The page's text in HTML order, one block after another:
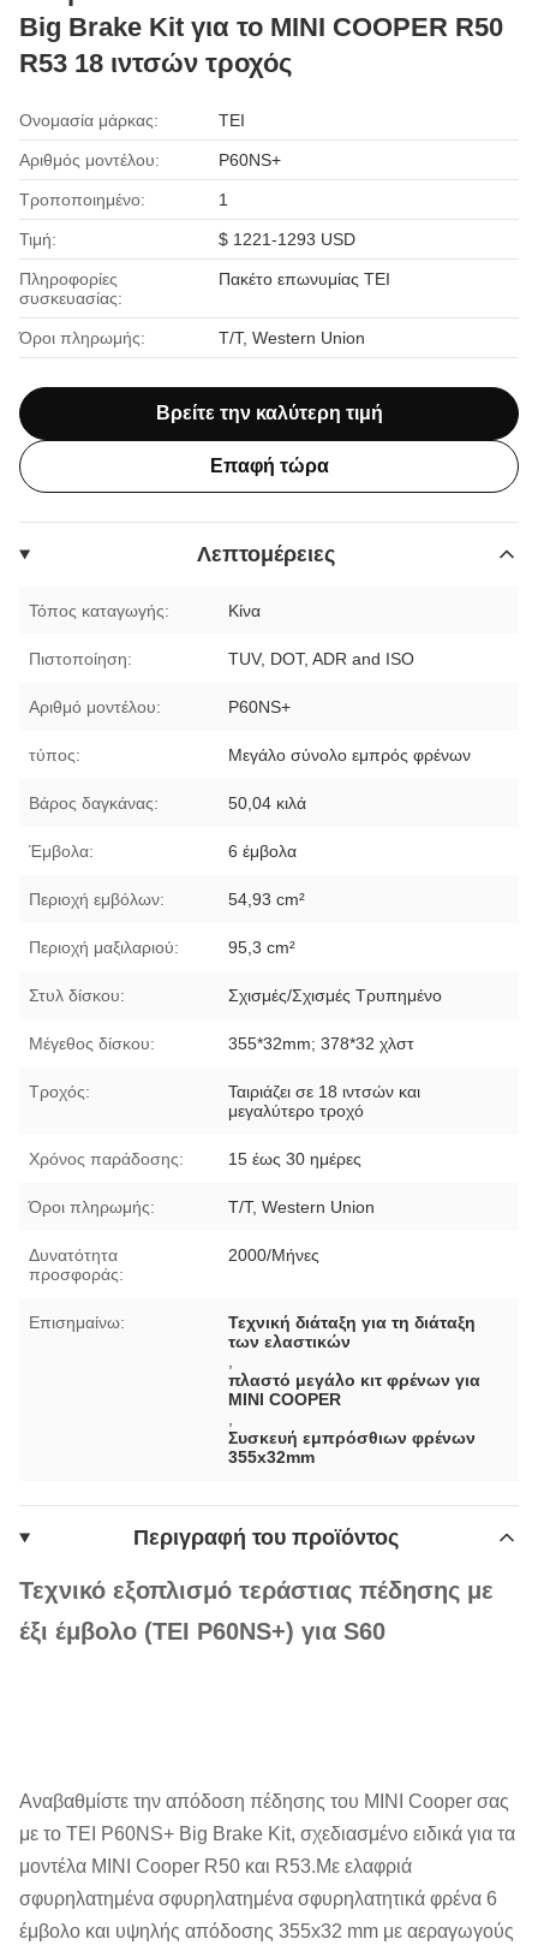
Big Brake Kit για το MINI COOPER R50
R53 18 ιντσών τροχός
Ονομασία μάρκας: TEI
Αριθμός μοντέλου: P60NS+
Τροποποιημένο: 1
Τιμή: $ 1221-1293 USD
Πληροφορίες
συσκευασίας:
Πακέτο επωνυμίας ΤΕΙ
Όροι πληρωμής: T/T, Western Union
Βρείτε την καλύτερη τιμή
Επαφή τώρα
Λεπτομέρειες
Τόπος καταγωγής: Κίνα
Πιστοποίηση: TUV, DOT, ADR and ISO
Αριθμό μοντέλου: P60NS+
τύπος: Μεγάλο σύνολο εμπρός φρένων
Βάρος δαγκάνας: 50,04 κιλά
Έμβολα: 6 έμβολα
Περιοχή εμβόλων: 54,93 cm²
Περιοχή μαξιλαριού: 95,3 cm²
Στυλ δίσκου: Σχισμές/Σχισμές Τρυπημένο
Μέγεθος δίσκου: 355*32mm; 378*32 χλστ
Τροχός:
Ταιριάζει σε 18 ιντσών και
μεγαλύτερο τροχό
Χρόνος παράδοσης: 15 έως 30 ημέρες
Όροι πληρωμής: T/T, Western Union
Δυνατότητα
προσφοράς:
2000/Μήνες
Επισημαίνω:
Τεχνική διάταξη για τη διάταξη
των ελαστικών
πλαστό μεγάλο κιτ φρένων για
MINI COOPER
Συσκευή εμπρόσθιων φρένων
355x32mm
Περιγραφή του προϊόντος
Τεχνικό εξοπλισμό τεράστιας πέδησης με
έξι έμβολο (TEI P60NS+) για S60
Αναβαθμίστε την απόδοση πέδησης του MINI Cooper σας
με το TEI P60NS+ Big Brake Kit, σχεδιασμένο ειδικά για τα
μοντέλα MINI Cooper R50 και R53.Με ελαφριά
σφυρηλατημένα σφυρηλατημένα σφυρηλατητικά φρένα 6
έμβολο και υψηλής απόδοσης 355x32 mm με αεραγωγούς